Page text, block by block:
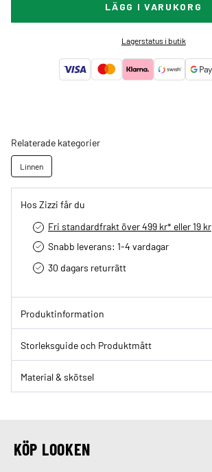
LÄGG I VARUKORG
Lagerstatus i butik
Relaterade kategorier
Linnen
Hos Zizzi får du
Fri standardfrakt över 499 kr* eller 19 kr
Snabb leverans: 1-4 vardagar
30 dagars returrätt­
Produktinformation
Storleksguide och Produktmått
Material & skötsel
KÖP LOOKEN